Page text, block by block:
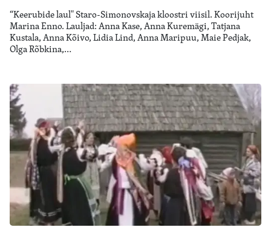
“Keerubide laul" Staro-Simonovskaja kloostri viisil. Koorijuht
Marina Enno. Lauljad: Anna Kase, Anna Kuremägi, Tatjana
Kustala, Anna Kõivo, Lidia Lind, Anna Maripuu, Maie Pedjak,
Olga Rõbkina,…